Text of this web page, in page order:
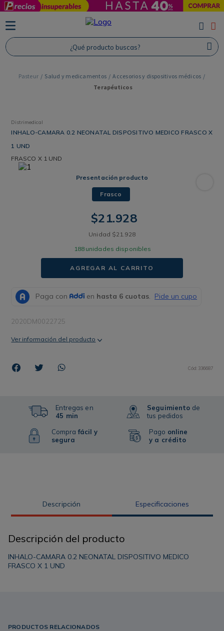
¿Qué producto buscas?
Salud y medicamentos
Accesorios y dispositivos médicos
Terapéuticos
Distrimedical
INHALO-CAMARA 0.2 NEONATAL DISPOSITIVO MEDICO FRASCO X
1 UND
FRASCO X 1 UND
Presentación producto
Frasco
$21.928
Unidad $21 928
188 unidades disponibles
AGREGAR AL CARRITO
2020DM0022725
Ver información del producto
Cód: 336687
Entregas en
45 min
Comprafácil y
segura
Seguimiento de
tus pedidos
Pago online
y a crédito
Descripción Especificaciones
Descripción del producto
INHALO-CAMARA 0.2 NEONATAL DISPOSITIVO MEDICO
FRASCO X 1 UND
PRODUCTOS RELACIONADOS
TÉRMINOS MÁS BUSCADOS
1. Protector Solar
2. Proteina
Shampoo